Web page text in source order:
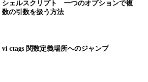
シェルスクリプト 一つのオプションで複
数の引数を扱う方法
vi ctags 関数定義場所へのジャンプ